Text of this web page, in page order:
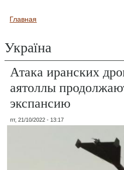
Вы здесь
Главная
Україна
Атака иранских
аятоллы
экспансию
пт, 21/10/2022 - 13:17